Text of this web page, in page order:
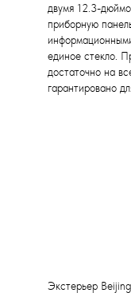
двумя 12.3-
приборную
единое стекло.
достаточно на
гарантировано
Экстерьер